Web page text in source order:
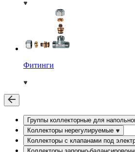
Фитинги
Группы коллекторные для
Коллекторы нерегулируемые
Коллекторы с клапанами под